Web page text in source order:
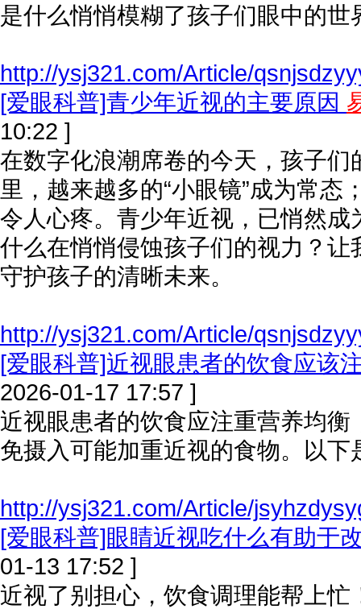
是什么悄悄模糊了孩子们眼中的世
http://ysj321.com/Article/
[爱眼科普]青少年近视的主要原因
10:22 ]
在数字化浪潮席卷的今天，孩子们
里，越来越多的“小眼镜”成为常
令人心疼。青少年近视，已悄然成
什么在悄悄侵蚀孩子们的视力？让
守护孩子的清晰未来。
http://ysj321.com/Article/
[爱眼科普]近视眼患者的饮食应该
2026-01-17 17:57 ]
近视眼患者的饮食应注重营养均
免摄入可能加重近视的食物。以下
http://ysj321.com/Article/
[爱眼科普]眼睛近视吃什么有助于
01-13 17:52 ]
近视了别担心，饮食调理能帮上